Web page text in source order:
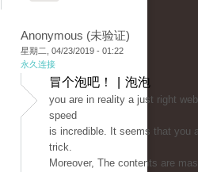
Anonymous (未验证)
星期二, 04/23/2019 - 01:22
永久连接
冒个泡吧！ | 泡泡
you are in reality a just right
speed
is incredible. It seems that you
trick.
Moreover, The contents are